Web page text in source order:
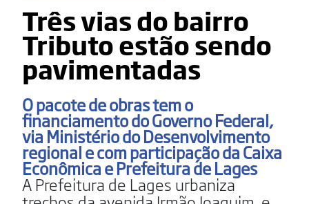
Três vias do bairro
Tributo estão sendo
pavimentadas
O pacote de obras tem o
financiamento do Governo Federal,
via Ministério do Desenvolvimento
regional e com participação da Caixa
Econômica e Prefeitura de Lages
A Prefeitura de Lages urbaniza